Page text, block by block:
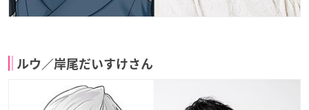
ルウ／岸尾だいすけさん